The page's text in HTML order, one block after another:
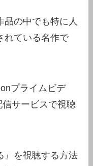
品の中でも特に人
れている名作で
プライムビデ
サービスで視聴
』を視聴する方法